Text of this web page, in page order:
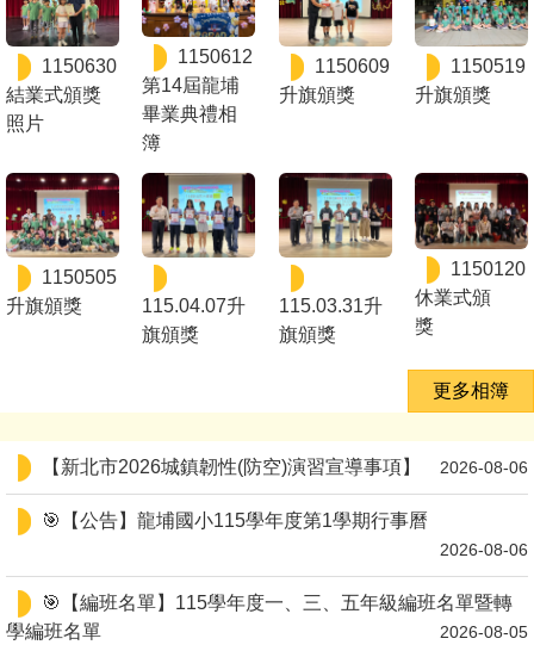
1150630
結業式頒獎
照片
1150612
第14屆龍埔
畢業典禮相
簿
1150609
升旗頒獎
1150519
升旗頒獎
1150505
升旗頒獎
115.04.07升
旗頒獎
115.03.31升
旗頒獎
1150120
休業式頒
獎
更多相簿
【新北市2026城鎮韌性(防空)演習宣導事項】 2026-08-06
🎯【公告】龍埔國小115學年度第1學期行事曆
2026-08-06
🎯【編班名單】115學年度一、三、五年級編班名單暨轉
學編班名單
2026-08-05